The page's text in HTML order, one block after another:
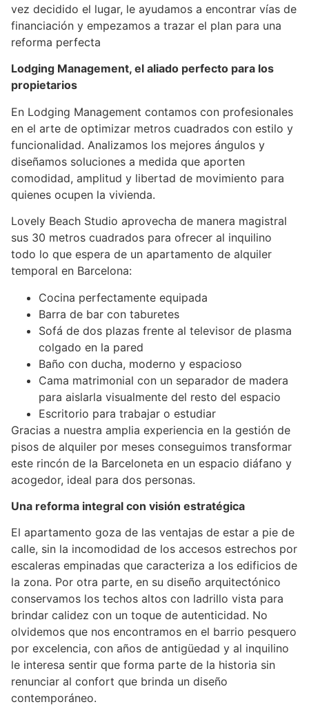
vez decidido el lugar, le ayudamos a encontrar vías de
financiación y empezamos a trazar el plan para una
reforma perfecta
Lodging Management, el aliado perfecto para los
propietarios
En Lodging Management contamos con profesionales
en el arte de optimizar metros cuadrados con estilo y
funcionalidad. Analizamos los mejores ángulos y
diseñamos soluciones a medida que aporten
comodidad, amplitud y libertad de movimiento para
quienes ocupen la vivienda.
Lovely Beach Studio aprovecha de manera magistral
sus 30 metros cuadrados para ofrecer al inquilino
todo lo que espera de un apartamento de alquiler
temporal en Barcelona:
Cocina perfectamente equipada
Barra de bar con taburetes
Sofá de dos plazas frente al televisor de plasma
colgado en la pared
Baño con ducha, moderno y espacioso
Cama matrimonial con un separador de madera
para aislarla visualmente del resto del espacio
Escritorio para trabajar o estudiar
Gracias a nuestra amplia experiencia en la gestión de
pisos de alquiler por meses conseguimos transformar
este rincón de la Barceloneta en un espacio diáfano y
acogedor, ideal para dos personas.
Una reforma integral con visión estratégica
El apartamento goza de las ventajas de estar a pie de
calle, sin la incomodidad de los accesos estrechos por
escaleras empinadas que caracteriza a los edificios de
la zona. Por otra parte, en su diseño arquitectónico
conservamos los techos altos con ladrillo vista para
brindar calidez con un toque de autenticidad. No
olvidemos que nos encontramos en el barrio pesquero
por excelencia, con años de antigüedad y al inquilino
le interesa sentir que forma parte de la historia sin
renunciar al confort que brinda un diseño
contemporáneo.